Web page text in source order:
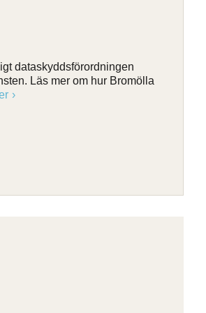
dataskyddsförordningen
Läs mer om hur Bromölla